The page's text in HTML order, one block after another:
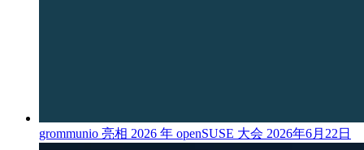
grommunio 亮相 2026 年 openSUSE 大会 2026年6月22日